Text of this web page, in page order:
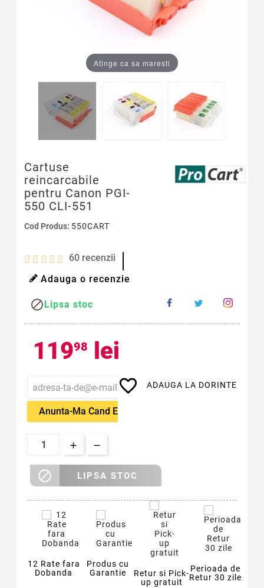
Atinge ca sa maresti
Cartuse
reincarcabile
pentru Canon PGI-
550 CLI-551
Cod Produs: 550CART
60 recenzii
Adauga o recenzie
Lipsa stoc
11998 lei
Anunta-Ma Cand Este Disponibil
favorite_border ADAUGA LA DORINTE
 LIPSA STOC
12 Rate fara
Dobanda
Produs cu
Garantie
Retur si Pick-
up gratuit
Perioada de
Retur 30 zile